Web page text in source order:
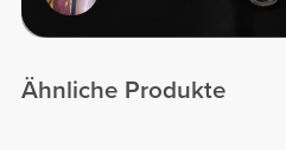
Ähnliche Produkte